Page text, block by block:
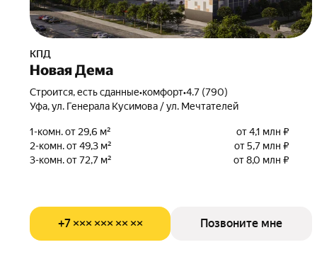
КПД
Новая Дема
Строится, есть сданные•комфорт•4.7 (790)
Уфа, ул. Генерала Кусимова / ул. Мечтателей
1-комн. от 29,6 м²
от 4,1 млн ₽
2-комн. от 49,3 м²
от 5,7 млн ₽
3-комн. от 72,7 м²
от 8,0 млн ₽
+7 ××× ××× ×× ×× Позвоните мне